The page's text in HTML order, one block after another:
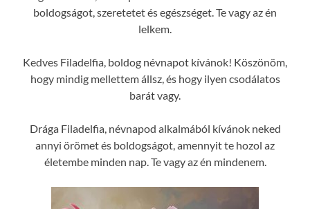
boldogságot, szeretetet és egészséget. Te vagy az én
lelkem.
Kedves Filadelfia, boldog névnapot kívánok! Köszönöm,
hogy mindig mellettem állsz, és hogy ilyen csodálatos
barát vagy.
Drága Filadelfia, névnapod alkalmából kívánok neked
annyi örömet és boldogságot, amennyit te hozol az
életembe minden nap. Te vagy az én mindenem.